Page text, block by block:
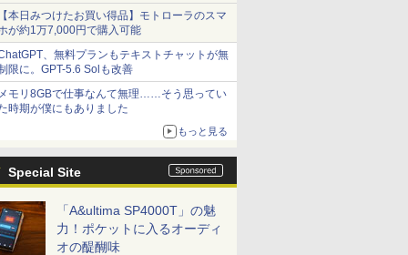
本日みつけたお買い得品】モトローラのスマ
が約1万7,000円で購入可能
、無料プランもテキストチャットが無
限に。GPT-5.6 Solも改善
モリ8GBで仕事なんて無理……そう思ってい
時期が僕にもありました
もっと見る
Special Site
「A&ultima SP4000T」の魅
力！ポケットに入るオーディ
オの醍醐味